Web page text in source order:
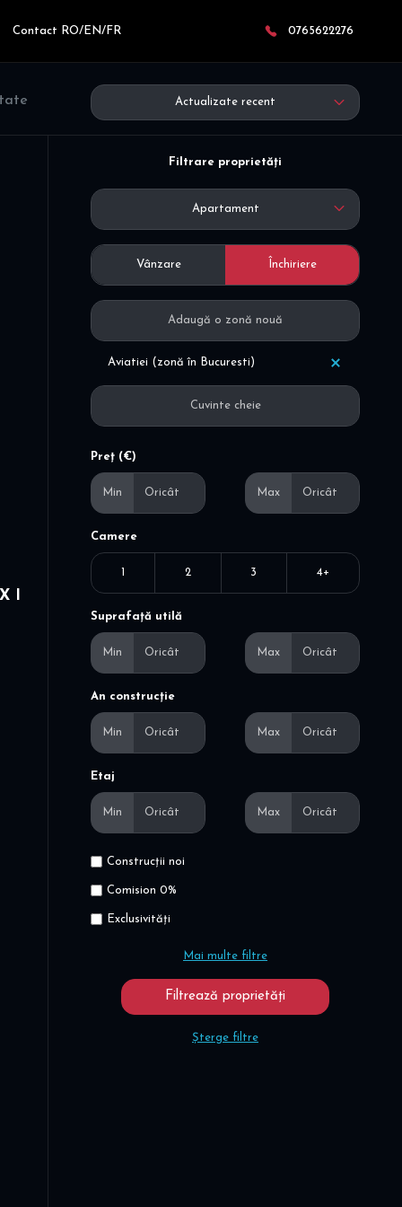
Contact RO/EN/FR 0765622276
Actualizate recent
I
Filtrare proprietăți
Apartament
Vânzare Închiriere
Aviatiei (zonă în Bucuresti)
Preț (€)
Min Max
Camere
1 2 3 4+
Suprafață utilă
Min Max
An construcție
Min Max
Etaj
Min Max
Construcții noi
Comision 0%
Exclusivități
Mai multe filtre
Șterge filtre